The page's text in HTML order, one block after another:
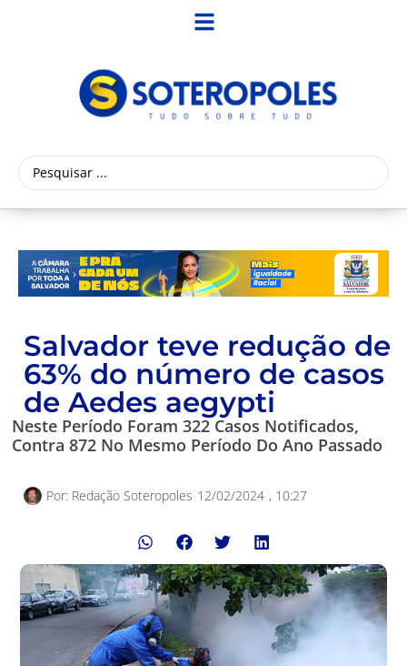
Salvador teve redução de
63% do número de casos
de Aedes aegypti
Neste Período Foram 322 Casos Notificados,
Contra 872 No Mesmo Período Do Ano Passado
Por: Redação Soteropoles 12/02/2024 , 10:27